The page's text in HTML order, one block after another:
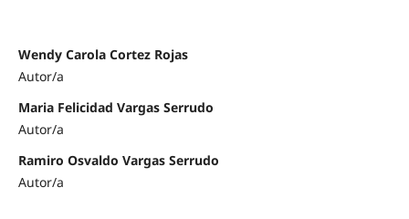
Wendy Carola Cortez Rojas
Autor/a
Maria Felicidad Vargas Serrudo
Autor/a
Ramiro Osvaldo Vargas Serrudo
Autor/a